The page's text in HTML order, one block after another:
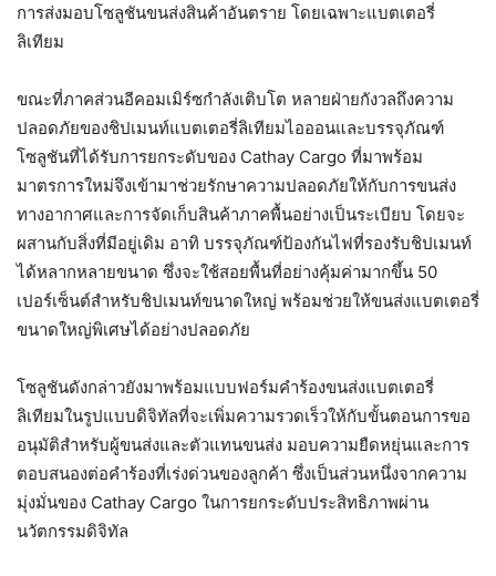
การส่งมอบโซลูชันขนส่งสินค้าอันตราย โดยเฉพาะแบตเตอรี่
ลิเทียม
ขณะที่ภาคส่วนอีคอมเมิร์ซกำลังเติบโต หลายฝ่ายกังวลถึงความ
ปลอดภัยของชิปเมนท์แบตเตอรี่ลิเทียมไอออนและบรรจุภัณฑ์
โซลูชันที่ได้รับการยกระดับของ Cathay Cargo ที่มาพร้อม
มาตรการใหม่จึงเข้ามาช่วยรักษาความปลอดภัยให้กับการขนส่ง
ทางอากาศและการจัดเก็บสินค้าภาคพื้นอย่างเป็นระเบียบ โดยจะ
ผสานกับสิ่งที่มีอยู่เดิม อาทิ บรรจุภัณฑ์ป้องกันไฟที่รองรับชิปเมนท์
ได้หลากหลายขนาด ซึ่งจะใช้สอยพื้นที่อย่างคุ้มค่ามากขึ้น 50
เปอร์เซ็นต์สำหรับชิปเมนท์ขนาดใหญ่ พร้อมช่วยให้ขนส่งแบตเตอรี่
ขนาดใหญ่พิเศษได้อย่างปลอดภัย
โซลูชันดังกล่าวยังมาพร้อมแบบฟอร์มคำร้องขนส่งแบตเตอรี่
ลิเทียมในรูปแบบดิจิทัลที่จะเพิ่มความรวดเร็วให้กับขั้นตอนการขอ
อนุมัติสำหรับผู้ขนส่งและตัวแทนขนส่ง มอบความยืดหยุ่นและการ
ตอบสนองต่อคำร้องที่เร่งด่วนของลูกค้า ซึ่งเป็นส่วนหนึ่งจากความ
มุ่งมั่นของ Cathay Cargo ในการยกระดับประสิทธิภาพผ่าน
นวัตกรรมดิจิทัล